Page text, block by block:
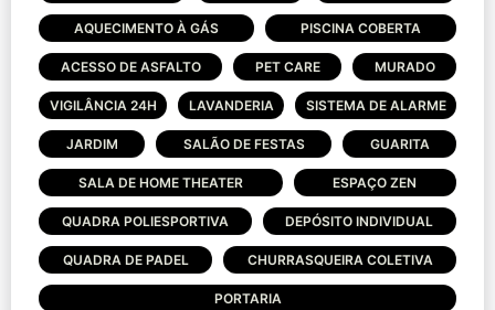
AQUECIMENTO À GÁS PISCINA COBERTA
ACESSO DE ASFALTO PET CARE MURADO
VIGILÂNCIA 24H LAVANDERIA SISTEMA DE ALARME
JARDIM SALÃO DE FESTAS GUARITA
SALA DE HOME THEATER ESPAÇO ZEN
QUADRA POLIESPORTIVA DEPÓSITO INDIVIDUAL
QUADRA DE PADEL CHURRASQUEIRA COLETIVA
PORTARIA